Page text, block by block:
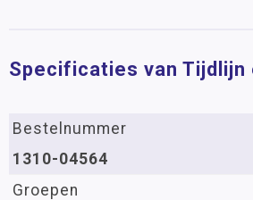
Specificaties van Tijdlijn
Bestelnummer
1310-04564
Groepen